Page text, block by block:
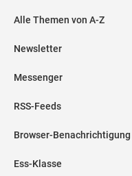
Alle Themen von A-Z
Newsletter
Messenger
RSS-Feeds
Browser-Benachrichtigung
Ess-Klasse